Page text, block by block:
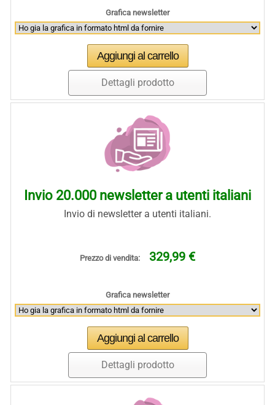
Grafica newsletter
Dettagli prodotto
Invio 20.000 newsletter a utenti italiani
Invio di newsletter a utenti italiani.
Prezzo di vendita: 329,99 €
Grafica newsletter
Dettagli prodotto